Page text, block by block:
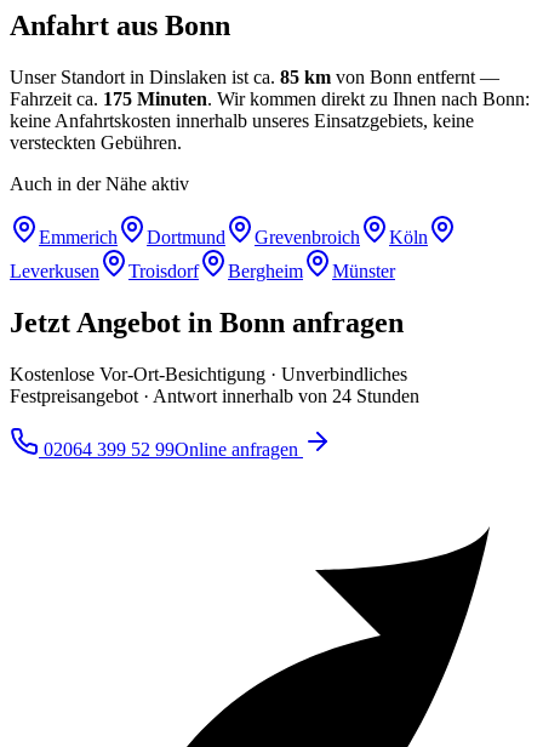
Anfahrt aus Bonn
Unser Standort in Dinslaken ist ca. 85 km von Bonn entfernt —
Fahrzeit ca. 175 Minuten. Wir kommen direkt zu Ihnen nach Bonn:
keine Anfahrtskosten innerhalb unseres Einsatzgebiets, keine
versteckten Gebühren.
Auch in der Nähe aktiv
Emmerich Dortmund Grevenbroich
Köln
Leverkusen
Troisdorf Bergheim Münster
Jetzt Angebot in Bonn anfragen
Kostenlose Vor-Ort-Besichtigung · Unverbindliches
Festpreisangebot · Antwort innerhalb von 24 Stunden
02064 399 52 99Online anfragen